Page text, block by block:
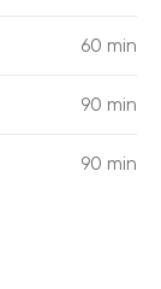
60 min
90 min
90 min